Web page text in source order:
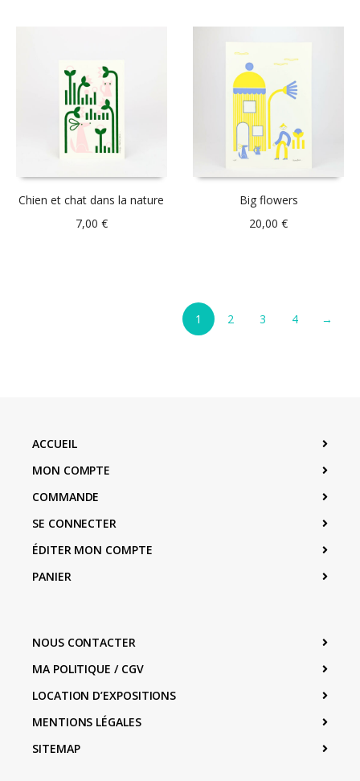
Chien et chat dans la nature
7,00 €
Big flowers
20,00€
1 2 3 4 →
ACCUEIL
MON COMPTE
COMMANDE
SE CONNECTER
ÉDITER MON COMPTE
PANIER
NOUS CONTACTER
MA POLITIQUE / CGV
LOCATION D’EXPOSITIONS
MENTIONS LÉGALES
SITEMAP